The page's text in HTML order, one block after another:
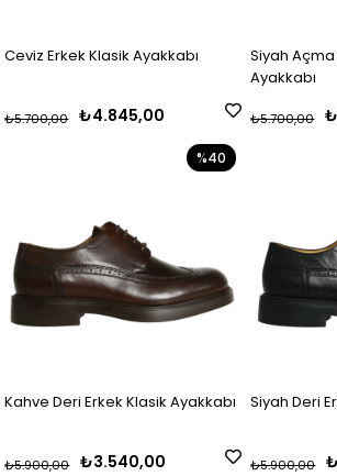
Ceviz Erkek Klasik Ayakkabı
₺4.845,00
₺5.700,00
Siyah Açma
Ayakkabı
₺5.700,00
Kahve Deri Erkek Klasik Ayakkabı
₺3.540,00
₺5.900,00
%40
Siyah Deri
₺5.900,00